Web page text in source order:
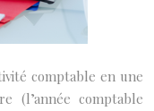
comptable en une
(l’année comptable